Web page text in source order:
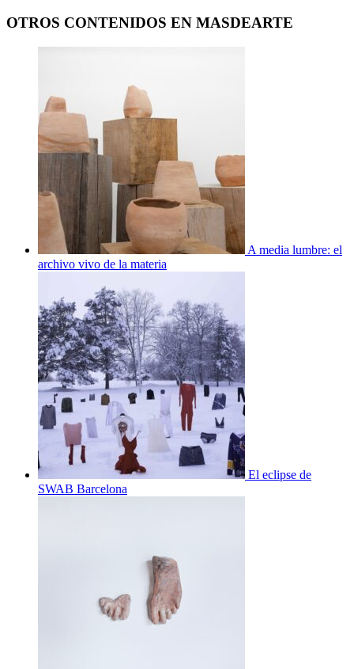
OTROS CONTENIDOS EN MASDEARTE
A media lumbre: el
archivo vivo de la materia
El eclipse de
SWAB Barcelona